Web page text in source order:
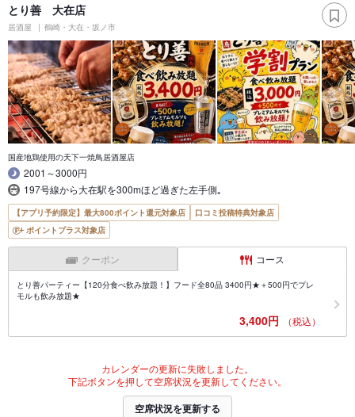
とり善 大在店
居酒屋 鶴崎・大在・坂ノ市
国産地鶏使用の天下一焼鳥居酒屋店
2001～3000円
197号線から大在駅を300mほど過ぎた左手側｡
【アプリ予約限定】最大800ポイント還元対象店
口コミ投稿特典対象店
ポイントプラス対象店
クーポン コース
とり善パーティー【120分食べ飲み放題！】フード全80品 3400円★＋500円でプレ
モルも飲み放題★
3,400円 （税込）
カレンダーの更新に失敗しました。
下記ボタンを押して空席状況を更新してください。
空席状況を更新する